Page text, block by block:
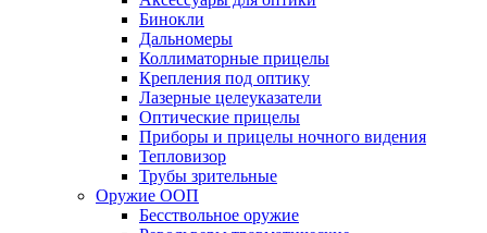
Бинокли
Дальномеры
Коллиматорные прицелы
Крепления под оптику
Лазерные целеуказатели
Оптические прицелы
Приборы и прицелы ночного видения
Тепловизор
Трубы зрительные
Оружие ООП
Бесствольное оружие